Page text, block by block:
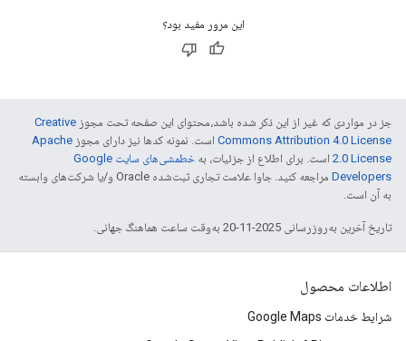
این مرور مفید بود؟
جز در مواردی که غیر از این ذکر شده باشد،‌محتوای این صفحه تحت مجوز Creative
Commons Attribution 4.0 License است. نمونه کدها نیز دارای مجوز Apache
2.0 License است. برای اطلاع از جزئیات، به
خطمشی‌های سایت Google
Developers‏
مراجعه کنید. جاوا علامت تجاری ثبت‌شده Oracle و/یا شرکت‌های وابسته
به آن است.
تاریخ آخرین به‌روزرسانی 2025-11-20 به‌وقت ساعت هماهنگ جهانی.
اطلاعات محصول
شرایط خدمات Google Maps